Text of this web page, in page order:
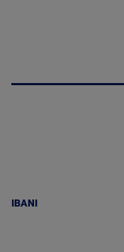
IBANI